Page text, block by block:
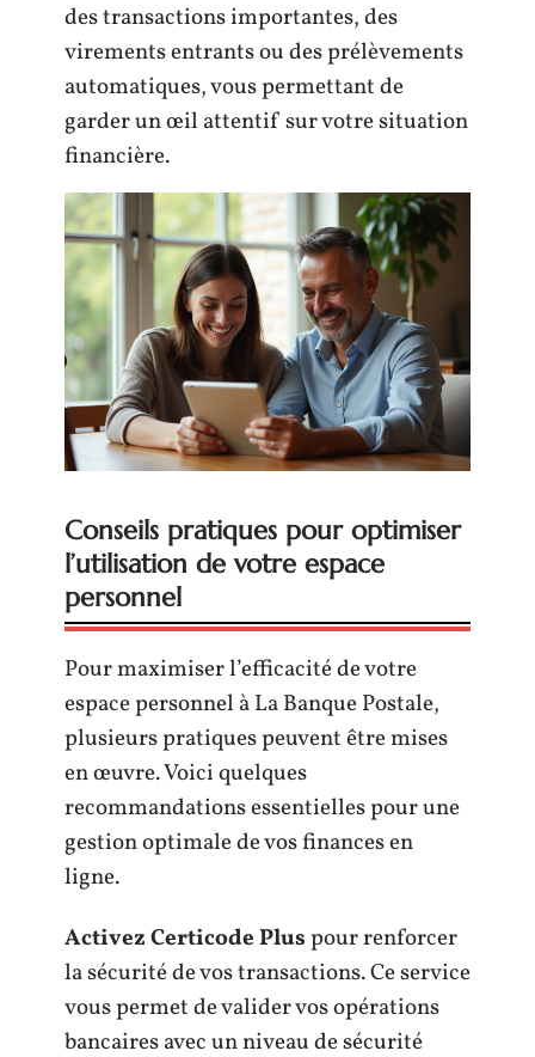
des transactions importantes, des
virements entrants ou des prélèvements
automatiques, vous permettant de
garder un œil attentif sur votre situation
financière.
Conseils pratiques pour optimiser
l’utilisation de votre espace
personnel
Pour maximiser l’efficacité de votre
espace personnel à La Banque Postale,
plusieurs pratiques peuvent être mises
en œuvre. Voici quelques
recommandations essentielles pour une
gestion optimale de vos finances en
ligne.
Activez Certicode Pluspour renforcer
la sécurité de vos transactions. Ce service
vous permet de valider vos opérations
bancaires avec un niveau de sécurité